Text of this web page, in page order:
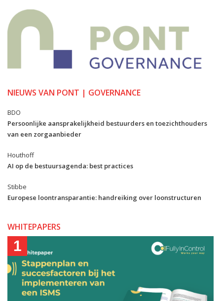
NIEUWS VAN PONT | GOVERNANCE
BDO
Persoonlijke aansprakelijkheid bestuurders en toezichthouders
van een zorgaanbieder
Houthoff
AI op de bestuursagenda: best practices
Stibbe
Europese loontransparantie: handreiking over loonstructuren
WHITEPAPERS
1